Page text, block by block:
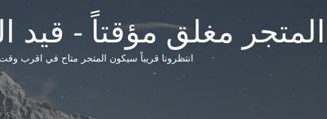
المتجر مغلق مؤقتاً - قيد
انتظرونا قريباً سيكون المتجر متاح في اقرب